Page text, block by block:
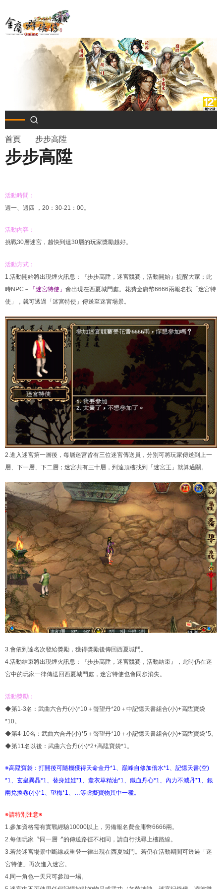
至
導
航
結
首頁 步步高陞
步步高陞
活動時間：
週一、週四 ，20：30-21：00。
活動內容：
挑戰30層迷宮，越快到達30層的玩家獎勵越好。
活動方式：
1.活動開始將出現煙火訊息：『步步高陞，迷宮競賽，活動開始』提醒大家；此
時NPC－
「迷宮特使」 會出現在西夏城門處。花費金庸幣6666兩報名找「迷宮特
使」，就可透過「迷宮特使」傳送至迷宮場景。
2.進入迷宮第一層後，每層迷宮皆有三位迷宮傳送員，分別可將玩家傳送到上一
層、下一層、下二層；迷宮共有三十層，到達頂樓找到「迷宮王」就算過關。
3.會依到達名次發給獎勵，獲得獎勵後傳回西夏城門。
4.活動結束將出現煙火訊息：『步步高陞，迷宮競賽，活動結束』，此時仍在迷
宮中的玩家一律傳送回西夏城門處，迷宮特使也會同步消失。
活動獎勵：
◆第1-3名：武曲六合丹(小)*10＋聲望丹*20＋中記憶天書組合(小)+高陞寶袋
*10。
◆第4-10名：武曲六合丹(小)*5＋聲望丹*10＋小記憶天書組合(小)+高陞寶袋*5。
◆第11名以後：武曲六合丹(小)*2+高陞寶袋*1。
※高陞寶袋：打開後可隨機獲得天命金丹*1、巔峰自修加倍水*1、記憶天書(空)
*1、玄皇異晶*1、替身娃娃*1、薰衣草精油*1、鐵血丹心*1、內力不減丹*1、銀
兩兌換卷(小)*1、望梅*1、…等虛擬寶物其中一種。
※請特別注意※
1.參加資格需有實戰經驗10000以上，另備報名費金庸幣6666兩。
2.每個玩家〝同一層〞的傳送路徑不相同，請自行找尋上樓路線。
3.若於迷宮場景中斷線或重登一律出現在西夏城門。若仍在活動期間可透過「迷
宮特使」再次進入迷宮。
4.同一角色一天只可參加一場。